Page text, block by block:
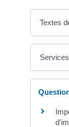
Textes